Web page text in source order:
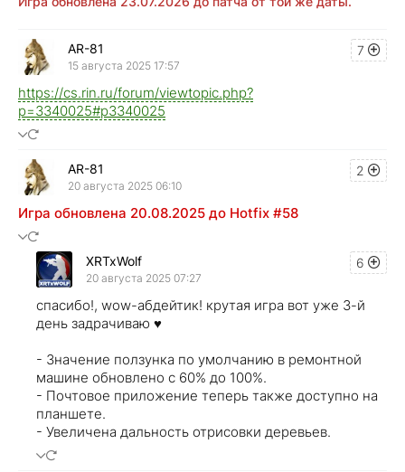
7
AR-81
15 августа 2025 17:57
https://cs.rin.ru/forum/viewtopic.php?
p=3340025#p3340025
2
AR-81
20 августа 2025 06:10
Игра обновлена 20.08.2025 до Hotfix #58
6
XRTxWolf
20 августа 2025 07:27
спасибо!, wow-абдейтик! крутая игра вот уже 3-й
день задрачиваю ♥
- Значение ползунка по умолчанию в ремонтной
машине обновлено с 60% до 100%.
- Почтовое приложение теперь также доступно на
планшете.
- Увеличена дальность отрисовки деревьев.